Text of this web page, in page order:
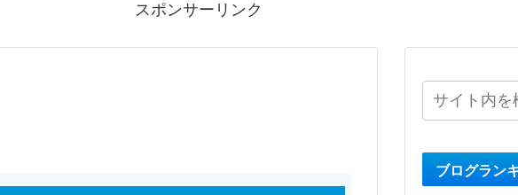
スポンサーリンク
ブログラン